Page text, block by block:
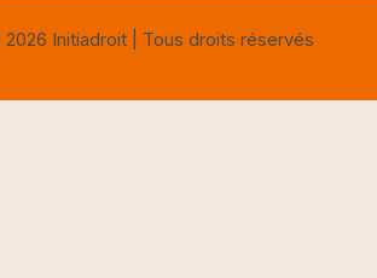
Initiadroit | Tous droits réservés